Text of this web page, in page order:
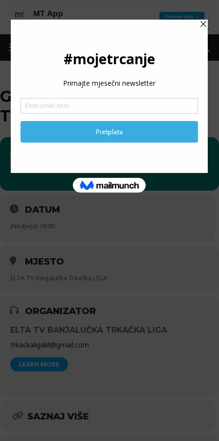
GBT RUNNING BRDSKA
TRKA
07
07
DATUM
(Nedjelja) 18:00
MJESTO
ELTA TV Banjalučka Trkačka LIGA
ORGANIZATOR
ELTA TV BANJALUČKA TRKAČKA LIGA
trkackaligabl@gmail.com
LEARN MORE
SAZNAJ VIŠE